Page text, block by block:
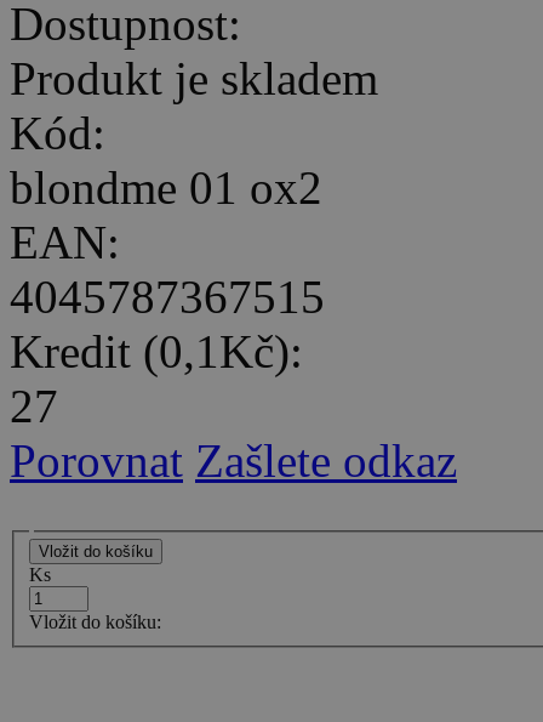
Dostupnost:
Produkt je skladem
Kód:
blondme 01 ox2
EAN:
4045787367515
Kredit (0,1Kč):
27
Porovnat Zašlete odkaz
Ks
Vložit do košíku: